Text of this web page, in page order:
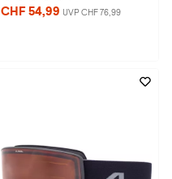
CHF 54,99 UVP CHF 76,99